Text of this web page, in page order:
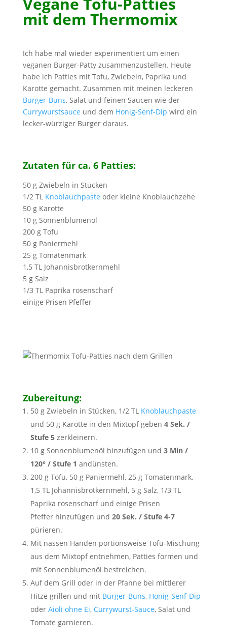
mit dem Thermomix
Ich habe mal wieder experimentiert um einen
veganen Burger-Patty zusammenzustellen. Heute
habe ich Patties mit Tofu, Zwiebeln, Paprika und
Karotte gemacht. Zusammen mit meinen leckeren
Burger-Buns, Salat und feinen Saucen wie der
Currywurstsauce und dem Honig-Senf-Dip wird ein
lecker-würziger Burger daraus.
Zutaten für ca. 6 Patties:
50 g Zwiebeln in Stücken
1/2 TL Knoblauchpaste oder kleine Knoblauchzehe
50 g Karotte
10 g Sonnenblumenöl
200 g Tofu
50 g Paniermehl
25 g Tomatenmark
1,5 TL Johannisbrotkernmehl
5 g Salz
1/3 TL Paprika rosenscharf
einige Prisen Pfeffer
Zubereitung:
50 g Zwiebeln in Stücken, 1/2 TL Knoblauchpaste
und 50 g Karotte in den Mixtopf geben4 Sek. /
Stufe 5 zerkleinern.
10 g Sonnenblumenöl hinzufügen und3 Min /
120° / Stufe 1 andünsten.
200 g Tofu, 50 g Paniermehl, 25 g Tomatenmark,
1,5 TL Johannisbrotkernmehl, 5 g Salz, 1/3 TL
Paprika rosenscharf und einige Prisen
Pfeffer hinzufügen und20 Sek. / Stufe 4-7
pürieren.
Mit nassen Händen portionsweise Tofu-Mischung
aus dem Mixtopf entnehmen, Patties formen und
mit Sonnenblumenöl bestreichen.
Auf dem Grill oder in der Pfanne bei mittlerer
Hitze grillen und mit Burger-Buns, Honig-Senf-Dip
oderAioli ohne Ei, Currywurst-Sauce, Salat und
Tomate garnieren.